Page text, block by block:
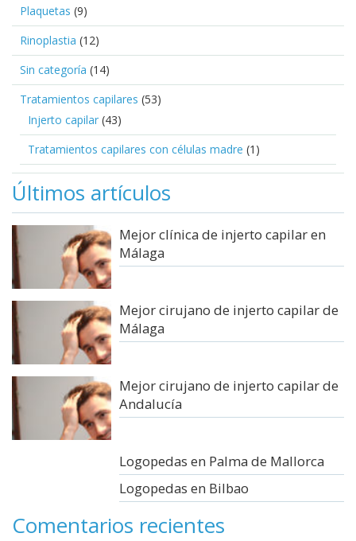
Plaquetas (9)
Rinoplastia (12)
Sin categoría (14)
Tratamientos capilares (53)
Injerto capilar (43)
Tratamientos capilares con células madre (1)
Últimos artículos
Mejor clínica de injerto capilar en
Málaga
Mejor cirujano de injerto capilar de
Málaga
Mejor cirujano de injerto capilar de
Andalucía
Logopedas en Palma de Mallorca
Logopedas en Bilbao
Comentarios recientes